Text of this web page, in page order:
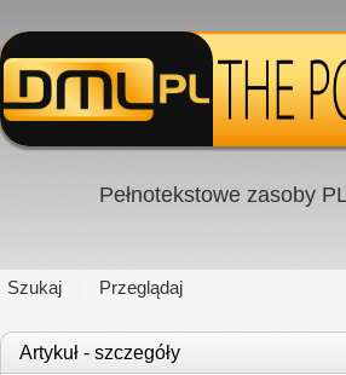
Pełnotekstowe zasoby
Szukaj Przeglądaj
Artykuł - szczegóły